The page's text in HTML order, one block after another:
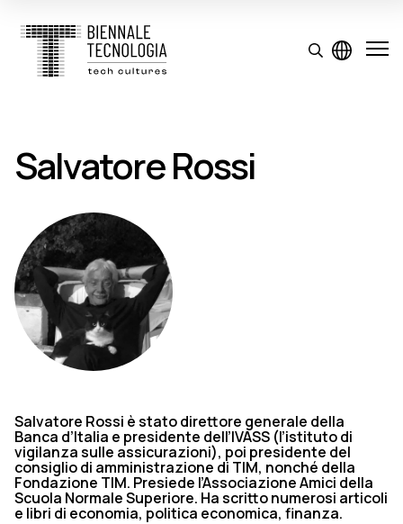
Salvatore Rossi
Salvatore Rossi è stato direttore generale della
Banca d’Italia e presidente dell’IVASS (l’istituto di
vigilanza sulle assicurazioni), poi presidente del
consiglio di amministrazione di TIM, nonché della
Fondazione TIM. Presiede l’Associazione Amici della
Scuola Normale Superiore. Ha scritto numerosi articoli
e libri di economia, politica economica, finanza.